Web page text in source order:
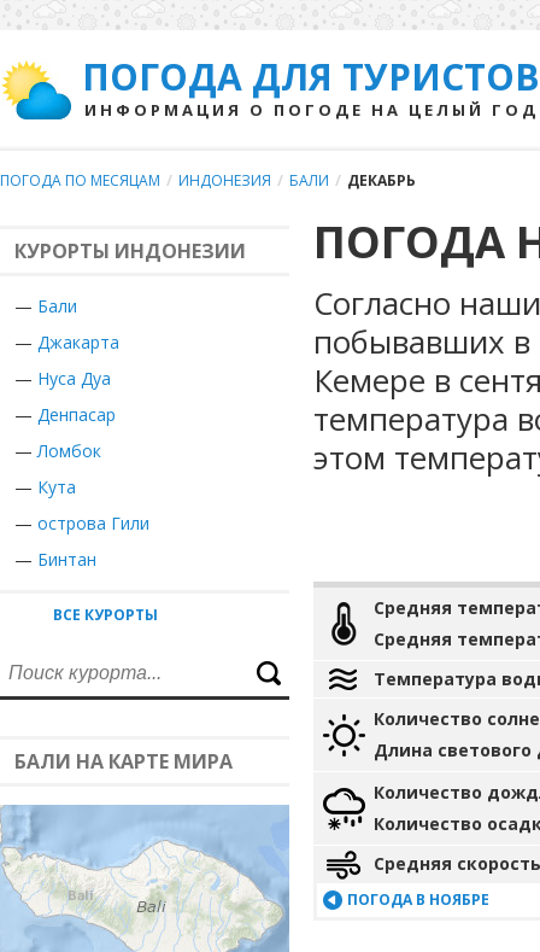
ПОГОДА ДЛЯ ТУРИСТОВ
ИНФОРМАЦИЯ О ПОГОДЕ НА ЦЕЛЫЙ ГОД
ПОГОДА ПО МЕСЯЦАМ / ИНДОНЕЗИЯ / БАЛИ / ДЕКАБРЬ
КУРОРТЫ ИНДОНЕЗИИ
— Бали
— Джакарта
— Нуса Дуа
— Денпасар
—Ломбок
— Кута
— острова Гили
— Бинтан
ВСЕ КУРОРТЫ
БАЛИ НА КАРТЕ МИРА
ПОГОДА
Согласно
побывавших в
Кемере в
температура
этом
Средняя
Средняя
Температура
Количество
Длина светового
Количество
Количество
Средняя
ПОГОДА В НОЯБРЕ